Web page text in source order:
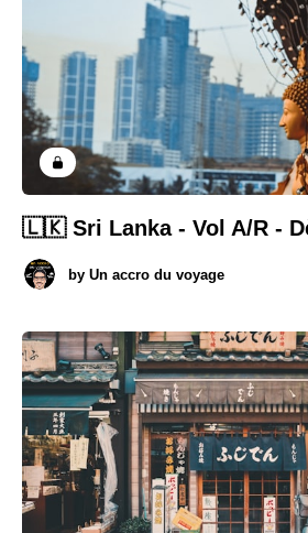
🇱🇰 Sri Lanka - Vol A/R -
by Un accro du voyage